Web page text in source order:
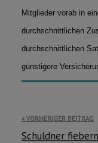
Mitglieder vorab in
durchschnittlichen
durchschnittlichen
günstigere
VORHERIGER BEITRAG
Schuldner